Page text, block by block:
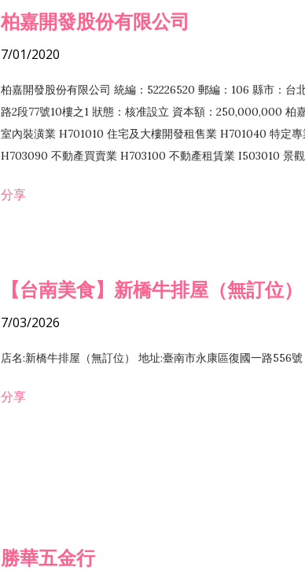
柏嘉開發股份有限公司
7/01/2020
柏嘉開發股份有限公司 統編：52226520 郵編：106 縣市：台
路2段77號10樓之1 狀態：核准設立 資本額：250,000,000 柏
室內裝潢業 H701010 住宅及大樓開發租售業 H701040 特定
H703090 不動產買賣業 H703100 不動產租賃業 I503010 景
分享
【台南美食】新橋牛排屋（無訂位）
7/03/2026
店名:新橋牛排屋（無訂位） 地址:臺南市永康區復國一路556
分享
勝華五金行